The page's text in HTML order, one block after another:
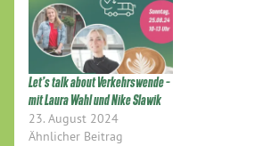
Arbeit in der
Allerheiligenstraße 9
(Johannes Lang Haus) Die
vorläufige
TAGESORDNUNG sieht die
folgenden Punkte vor: 1.
…
Let’s talk about Verkehrswende –
mit Laura Wahl und Nike Slawik
23. August 2024
Ähnlicher Beitrag